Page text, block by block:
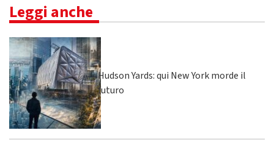
Leggi anche
Hudson Yards: qui New York morde il
futuro